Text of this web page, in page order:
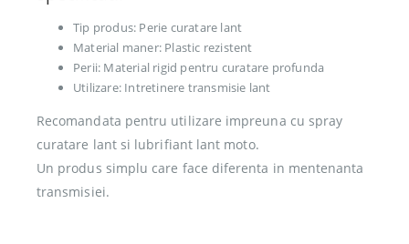
Tip produs: Perie curatare lant
Material maner: Plastic rezistent
Perii: Material rigid pentru curatare profunda
Utilizare: Intretinere transmisie lant
Recomandata pentru utilizare impreuna cu spray
curatare lant si lubrifiant lant moto.
Un produs simplu care face diferenta in mentenanta
transmisiei.